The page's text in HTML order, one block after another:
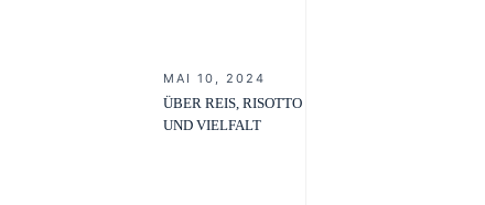
MAI 10, 2024
ÜBER REIS, RISOTTO
UND VIELFALT